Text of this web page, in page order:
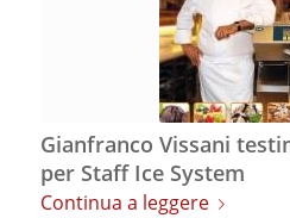
Gianfranco Vissani
per Staff Ice System
Continua a leggere